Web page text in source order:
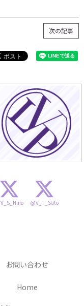
次の記事
@V_T_Sato
お問い合わせ
Home